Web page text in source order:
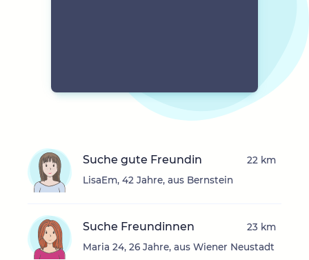
Suche gute Freundin
LisaEm, 42 Jahre, aus Bernstein
22 km
Suche Freundinnen
Maria 24, 26 Jahre, aus Wiener Neustadt
23 km